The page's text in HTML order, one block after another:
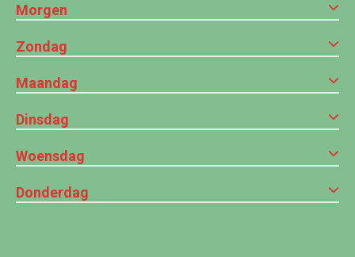
Morgen
Zondag
Maandag
Dinsdag
Woensdag
Donderdag